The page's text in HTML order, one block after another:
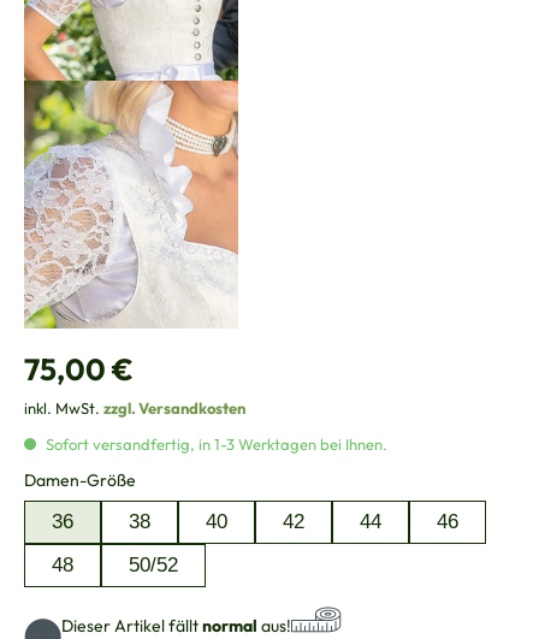
Regulärer Preis:
75,00 €
inkl. MwSt. zzgl. Versandkosten
Sofort versandfertig, in 1-3 Werktagen bei Ihnen.
Damen-Größe
36 38 40 42 44
46
48
50/52
Dieser Artikel fälltnormal aus!